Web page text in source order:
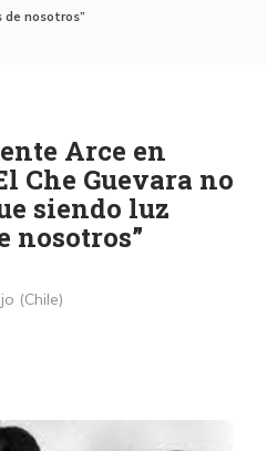
de nosotros”
Arce en
Che Guevara no
siendo luz
nosotros”
(Chile)